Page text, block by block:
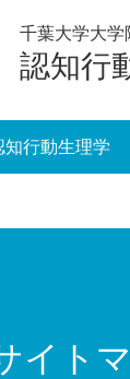
千葉大学大学
認知行
知行動生理学
イト